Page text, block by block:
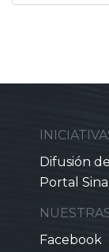
Difusión
Portal
Facebook